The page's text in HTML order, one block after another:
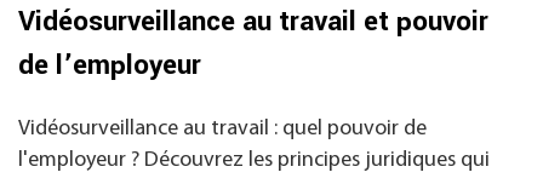
Vidéosurveillance au travail et pouvoir
de l’employeur
Vidéosurveillance au travail : quel pouvoir de
l'employeur ? Découvrez les principes juridiques qui